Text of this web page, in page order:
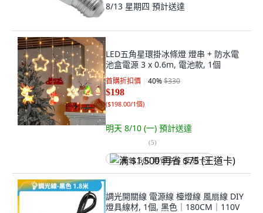
8/13 星期四 預計送達
LED五角星環掛冰條燈 燈串 + 防水電
池盒電源 3 x 0.6m, 電池款, 1個
首購折扣價 40%$330
$198
($198.00/1個)
明天 8/10 (一) 預計送達
(5)
满 $1,500 再省 $75 (王道卡)
調光開關線 電源線 檯燈線 風扇線 DIY
燈具線材, 1個, 黑色｜180CM｜110V